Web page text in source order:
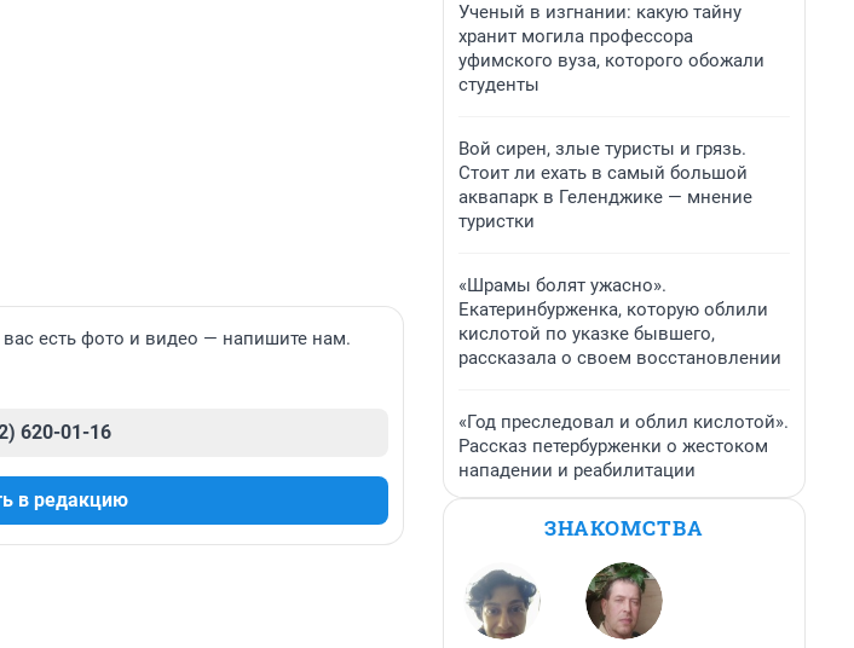
есть фото и видео — напишите нам.
620-01-16
в редакцию
Ученый в изгнании: какую тайну
хранит могила профессора
уфимского вуза, которого обожали
студенты
Вой сирен, злые туристы и грязь.
Стоит ли ехать в самый большой
аквапарк в Геленджике — мнение
туристки
«Шрамы болят ужасно».
Екатеринбурженка, которую облили
кислотой по указке бывшего,
рассказала о своем восстановлении
«Год преследовал и облил кислотой».
Рассказ петербурженки о жестоком
нападении и реабилитации
ЗНАКОМСТВА